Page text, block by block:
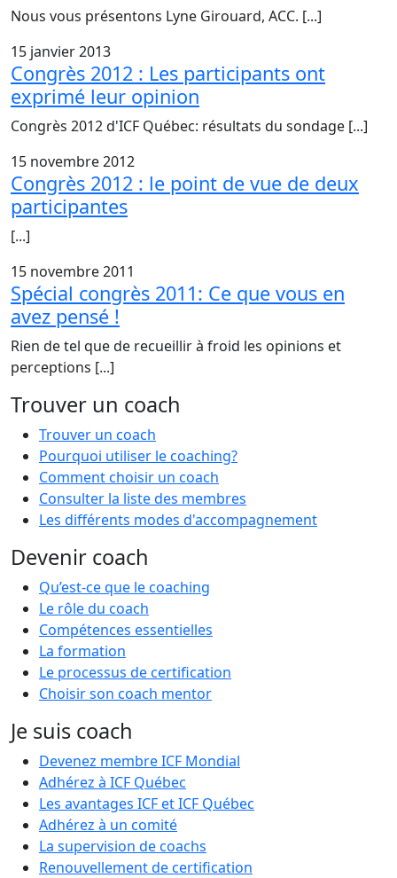
Nous vous présentons Lyne Girouard, ACC. [...]
15 janvier 2013
Congrès 2012 : Les participants ont
exprimé leur opinion
Congrès 2012 d'ICF Québec: résultats du sondage [...]
15 novembre 2012
Congrès 2012 : le point de vue de deux
participantes
[...]
15 novembre 2011
Spécial congrès 2011: Ce que vous en
avez pensé !
Rien de tel que de recueillir à froid les opinions et
perceptions [...]
Trouver un coach
Trouver un coach
Pourquoi utiliser le coaching?
Comment choisir un coach
Consulter la liste des membres
Les différents modes d'accompagnement
Devenir coach
Qu’est-ce que le coaching
Le rôle du coach
Compétences essentielles
La formation
Le processus de certification
Choisir son coach mentor
Je suis coach
Devenez membre ICF Mondial
Adhérez à ICF Québec
Les avantages ICF et ICF Québec
Adhérez à un comité
La supervision de coachs
Renouvellement de certification